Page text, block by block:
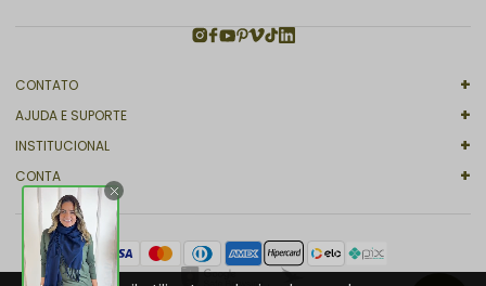
CONTATO
AJUDA E SUPORTE
INSTITUCIONAL
CONTA